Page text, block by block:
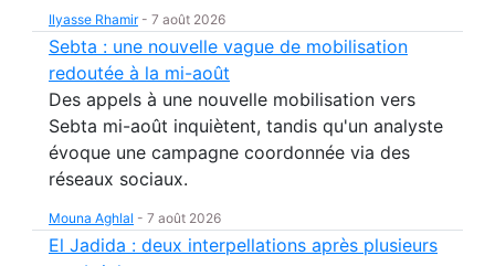
Ilyasse Rhamir- 7 août 2026
Sebta : une nouvelle vague de mobilisation
redoutée à la mi-août
Des appels à une nouvelle mobilisation vers
Sebta mi-août inquiètent, tandis qu'un analyste
évoque une campagne coordonnée via des
réseaux sociaux.
Mouna Aghlal - 7 août 2026
El Jadida : deux interpellations après plusieurs